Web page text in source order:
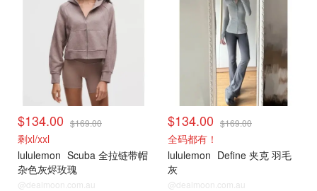
$134.00 $169.00
剩xl/xxl
lululemon Scuba 全拉链带帽
杂色灰烬玫瑰
@dealmoon.com.au
$134.00 $169.00
全码都有！
lululemon Define 夹克 羽毛
灰
@dealmoon.com.au